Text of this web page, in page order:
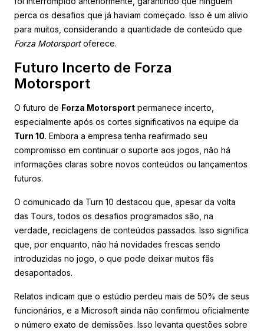
perca os desafios que já haviam começado. Isso é um alívio
para muitos, considerando a quantidade de conteúdo que
Forza Motorsportoferece.
Futuro Incerto de Forza
Motorsport
O futuro de Forza Motorsport permanece incerto,
especialmente após os cortes significativos na equipe da
Turn 10. Embora a empresa tenha reafirmado seu
compromisso em continuar o suporte aos jogos, não há
informações claras sobre novos conteúdos ou lançamentos
futuros.
O comunicado da Turn 10 destacou que, apesar da volta
das Tours, todos os desafios programados são, na
verdade, reciclagens de conteúdos passados. Isso significa
que, por enquanto, não há novidades frescas sendo
introduzidas no jogo, o que pode deixar muitos fãs
desapontados.
Relatos indicam que o estúdio perdeu mais de 50% de seus
funcionários, e a Microsoft ainda não confirmou oficialmente
o número exato de demissões. Isso levanta questões sobre